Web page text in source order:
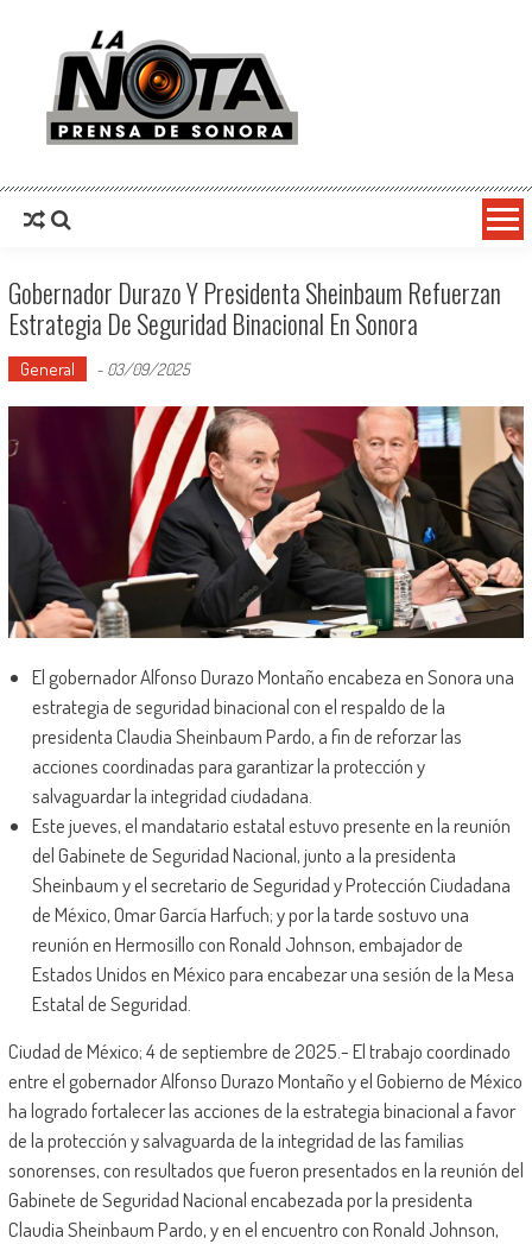
La Nota Prensa De Sonora
Gobernador Durazo Y Presidenta Sheinbaum Refuerzan
Estrategia De Seguridad Binacional En Sonora
General - 03/09/2025
El gobernador Alfonso Durazo Montaño encabeza en Sonora una
estrategia de seguridad binacional con el respaldo de la
presidenta Claudia Sheinbaum Pardo, a fin de reforzar las
acciones coordinadas para garantizar la protección y
salvaguardar la integridad ciudadana.
Este jueves, el mandatario estatal estuvo presente en la reunión
del Gabinete de Seguridad Nacional, junto a la presidenta
Sheinbaum y el secretario de Seguridad y Protección Ciudadana
de México, Omar García Harfuch; y por la tarde sostuvo una
reunión en Hermosillo con Ronald Johnson, embajador de
Estados Unidos en México para encabezar una sesión de la Mesa
Estatal de Seguridad.
Ciudad de México; 4 de septiembre de 2025.- El trabajo coordinado
entre el gobernador Alfonso Durazo Montaño y el Gobierno de México
ha logrado fortalecer las acciones de la estrategia binacional a favor
de la protección y salvaguarda de la integridad de las familias
sonorenses, con resultados que fueron presentados en la reunión del
Gabinete de Seguridad Nacional encabezada por la presidenta
Claudia Sheinbaum Pardo, y en el encuentro con Ronald Johnson,